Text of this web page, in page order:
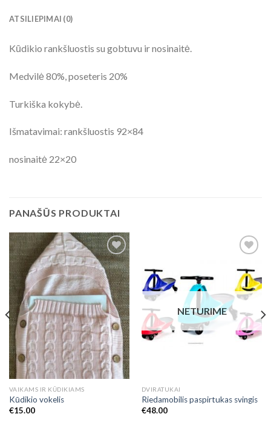
ATSILIEPIMAI (0)
Kūdikio rankšluostis su gobtuvu ir nosinaitė.
Medvilė 80%, poseteris 20%
Turkiška kokybė.
Išmatavimai: rankšluostis 92×84
nosinaitė 22×20
PANAŠŪS PRODUKTAI
Add to
Wishlist
VAIKAMS IR KŪDIKIAMS
Kūdikio vokelis
€15.00
Wishlist
NETURIME
DVIRATUKAI
Riedamobilis paspirtukas svingis
€48.00